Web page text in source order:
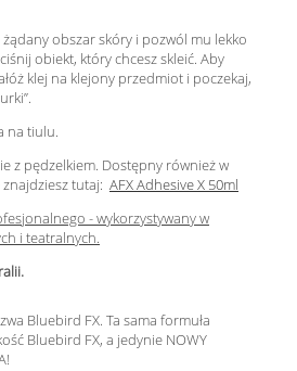
żądany obszar skóry i pozwól mu lekko
obiekt, który chcesz skleić. Aby
klej na klejony przedmiot i poczekaj,
na tiulu.
z pędzelkiem. Dostępny również w
tutaj: AFX Adhesive X 50ml
- wykorzystywany w
i teatralnych.
Bluebird FX. Ta sama formuła
Bluebird FX, a jedynie NOWY